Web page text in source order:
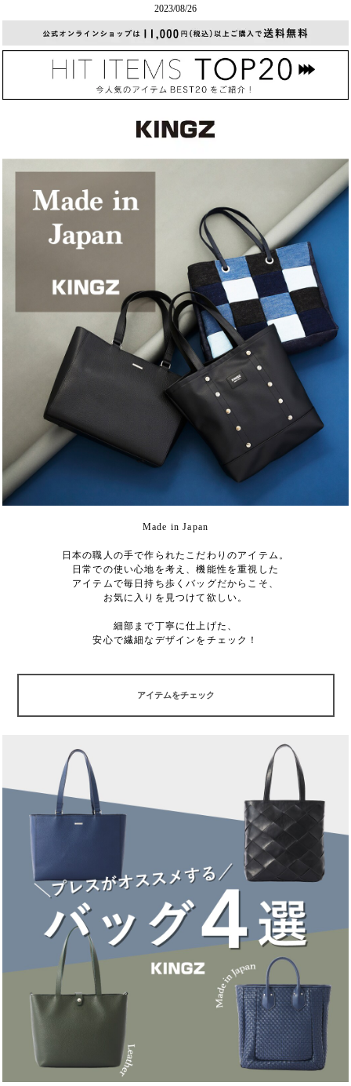
2023/08/26
Made in Japan
日本の職人の手で作られたこだわりのアイテム。
日常での使い心地を考え、機能性を重視した
アイテムで毎日持ち歩くバッグだからこそ、
お気に入りを見つけて欲しい。
細部まで丁寧に仕上げた、
安心で繊細なデザインをチェック！
アイテムをチェック